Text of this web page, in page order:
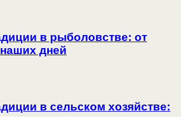
в рыболовстве: от
дней
в сельском хозяйстве: